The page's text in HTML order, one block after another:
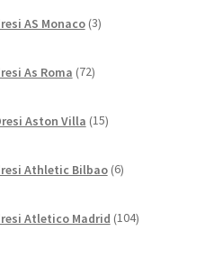
AS Monaco 3izdelki
As Roma 72izdelkov
Aston Villa 15izdelkov
Athletic Bilbao 6izdelkov
Atletico Madrid 104izdelki